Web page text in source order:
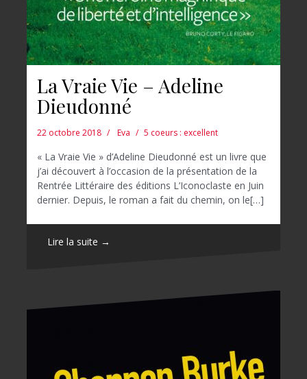
La Vraie Vie – Adeline
Dieudonné
22 octobre 2018 Eva 5 coeurs : excellent
« La Vraie Vie » d’Adeline Dieudonné est un livre que
j’ai découvert à l’occasion de la présentation de la
Rentrée Littéraire des éditions L’Iconoclaste en Juin
dernier. Depuis, le roman a fait du chemin, on le[…]
Lire la suite →